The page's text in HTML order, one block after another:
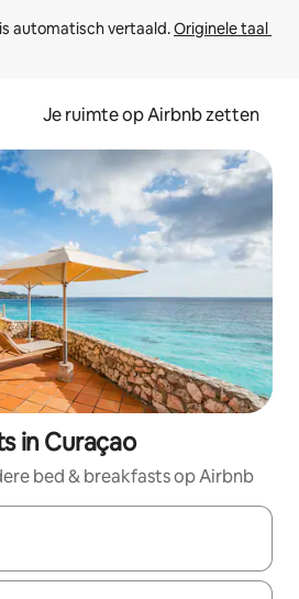
automatisch vertaald. Originele taal
Je ruimte op Airbnb zetten
in Curaçao
bed & breakfasts op Airbnb
beschikbaar zijn, maak je een keuze